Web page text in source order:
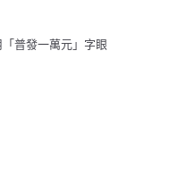
普發一萬元」字眼